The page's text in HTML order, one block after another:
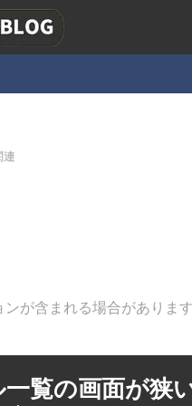
連
が含まれる場合があります
覧の画面が狭